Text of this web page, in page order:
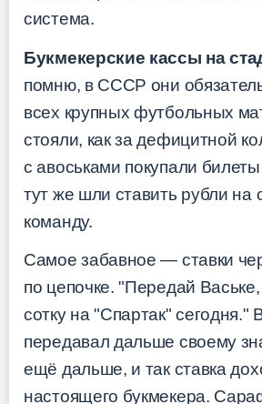
система.
Букмекерские кассы на
помню, в СССР они
всех крупных футбольных
стояли, как за дефицитной
с авоськами покупали
тут же шли ставить рубли
команду.
Самое забавное — ставки
по цепочке. "Передай
сотку на "Спартак" сегодня."
передавал дальше своему
ещё дальше, и так ставка
настоящего букмекера.